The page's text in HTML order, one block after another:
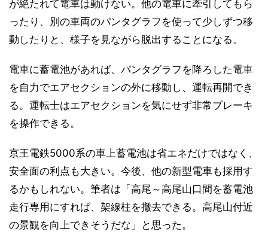
が絶たれて電車は動けない。他の電車に牽引してもら
ったり、別の車両のパンタグラフを使って少しずつ移
動したりと、様子を見ながら脱出することになる。
電車に蓄電池があれば、パンタグラフを降ろした電車
を自力でエアセクションの外に移動し、運転再開でき
る。運転士はエアセクションを気にせず非常ブレーキ
を操作できる。
京王電鉄5000系の車上蓄電池は省エネだけではなく、
安全面の利点も大きい。今後、他の新型電車も採用す
るかもしれない。筆者は「高尾～高尾山口間を蓄電池
走行専用にすれば、架線柱を撤去できる。高尾山付近
の景観を向上できそうだな」と思った。